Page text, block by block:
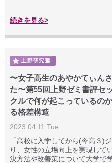
続きを見る>
〜女子高生のあやかてぃん
た〜第55回上野ゼミ書評セ
クルで何が起こっているの
る格差構造
2023.04.11 Tue
「高校に入学してから(今高３)
り、女性の立場向上を実現して
決方法や改善策について大学で